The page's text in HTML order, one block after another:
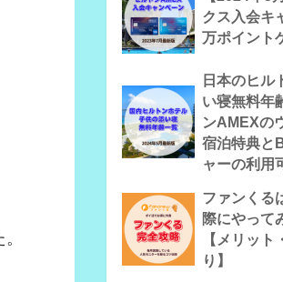
クス入会キ
万ポイント
日本のヒル
い寝無料年
ンAMEXの
宿泊特典と
ャーの利用
ファンくる
際にやって
【メリッ
り】